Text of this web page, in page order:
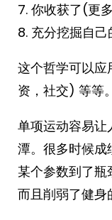
7. 你收获了(更
8. 充分挖掘自己
这个哲学可以
资，社交) 等等。
单项运动容易
潭。很多时候
某个参数到了瓶
而且削弱了健身